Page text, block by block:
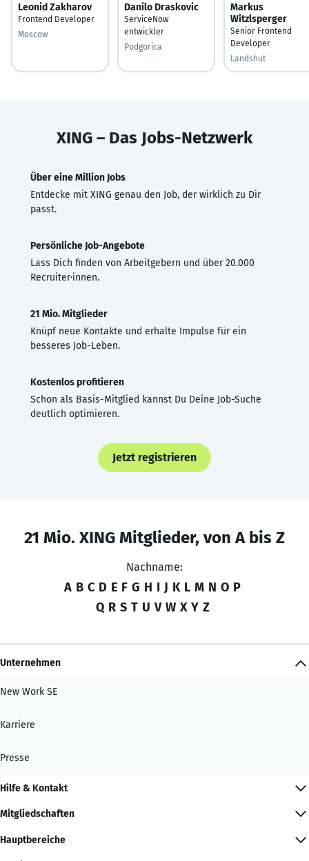
Leonid Zakharov
Frontend Developer
Moscow
Danilo Draskovic
ServiceNow
entwickler
Podgorica
Markus
Witzlsperger
Senior Frontend
Developer
Landshut
XING – Das Jobs-Netzwerk
Über eine Million Jobs
Entdecke mit XING genau den Job, der wirklich zu Dir
passt.
Persönliche Job-Angebote
Lass Dich finden von Arbeitgebern und über 20.000
Recruiter·innen.
21 Mio. Mitglieder
Knüpf neue Kontakte und erhalte Impulse für ein
besseres Job-Leben.
Kostenlos profitieren
Schon als Basis-Mitglied kannst Du Deine Job-Suche
deutlich optimieren.
Jetzt registrieren
21 Mio. XING Mitglieder, von A bis Z
Nachname:
A B C D E F G H I J K L M N O P
Q R S T U V W X Y Z
Unternehmen
New Work SE
Karriere
Presse
Hilfe & Kontakt
Mitgliedschaften
Hauptbereiche